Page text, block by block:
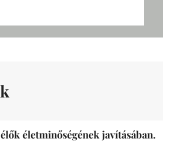
életminőségének javításában.